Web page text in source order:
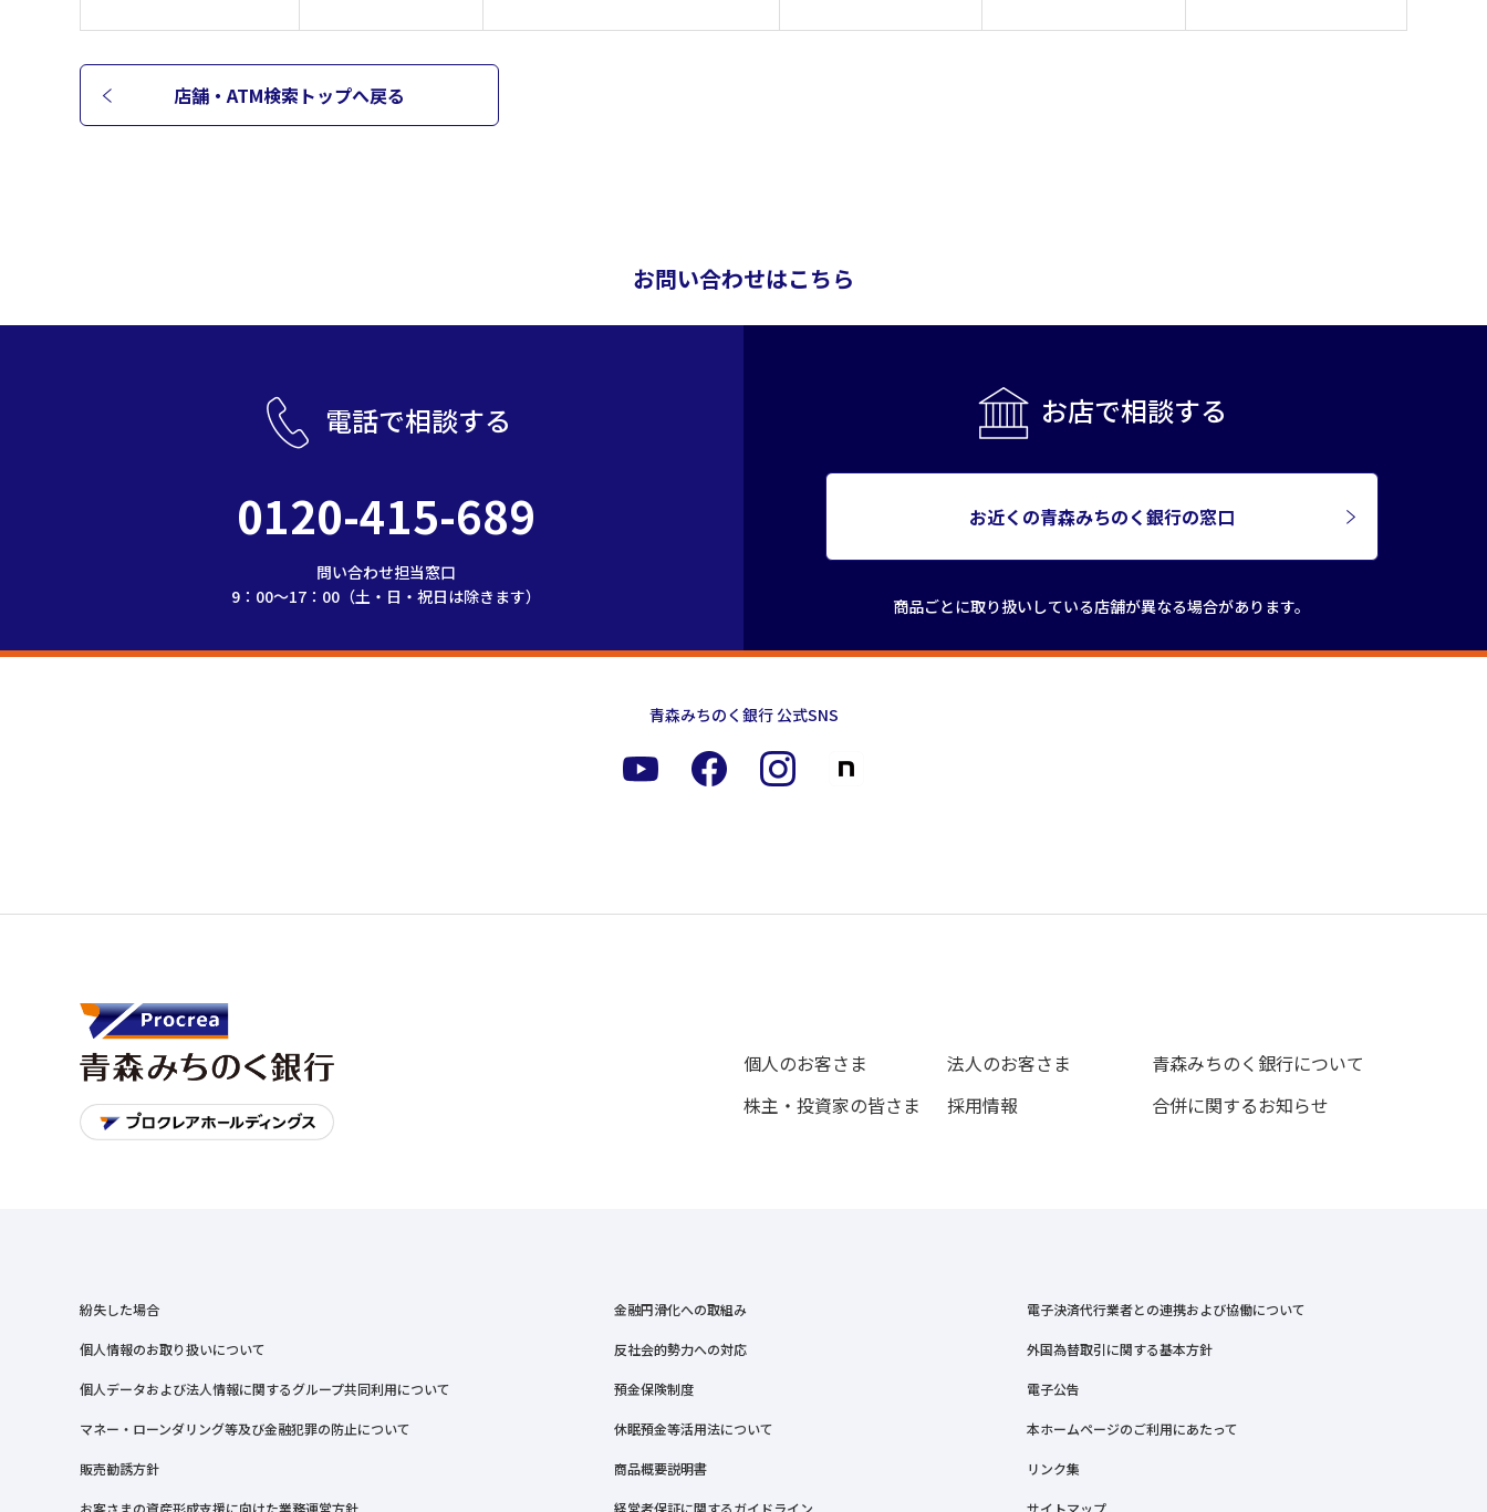
店舗・ATM検索トップへ戻る
お問い合わせはこちら
電話で相談する
0120-415-689
問い合わせ担当窓口
9：00～17：00（土・日・祝日は除きます）
お店で相談する
お近くの青森みちのく銀行の窓口
商品ごとに取り扱いしている店舗が異なる場合があります。
青森みちのく銀行 公式SNS
個人のお客さま 法人のお客さま
青森みちのく銀行について
株主・投資家の皆さま
採用情報 合併に関するお知らせ
紛失した場合
個人情報のお取り扱いについて
個人データおよび法人情報に関するグループ共同利用について
マネー・ローンダリング等及び金融犯罪の防止について
販売勧誘方針
お客さまの資産形成支援に向けた業務運営方針
金融円滑化への取組み
反社会的勢力への対応
預金保険制度
休眠預金等活用法について
商品概要説明書
経営者保証に関するガイドライン
電子決済代行業者との連携および協働について
外国為替取引に関する基本方針
電子公告
本ホームページのご利用にあたって
リンク集
サイトマップ